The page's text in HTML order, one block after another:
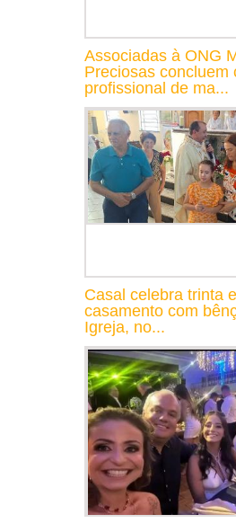
Associadas à ONG
Preciosas concluem
profissional de ma...
Casal celebra trinta
casamento com
Igreja, no...